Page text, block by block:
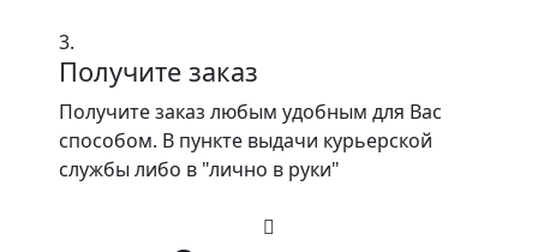
3.
Получите заказ
Получите заказ любым удобным для Вас
способом. В пункте выдачи курьерской
службы либо в "лично в руки"